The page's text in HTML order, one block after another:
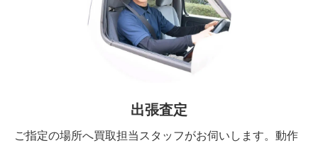
出張査定
ご指定の場所へ買取担当スタッフがお伺いします。動作